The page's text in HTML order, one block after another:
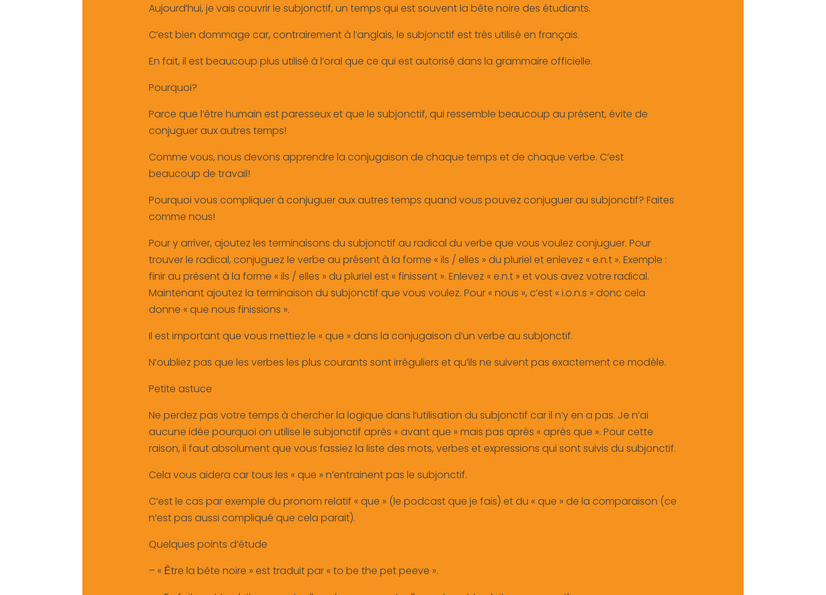
Aujourd’hui, je vais couvrir le subjonctif, un temps qui est souvent la bête noire des étudiants.
C’est bien dommage car, contrairement à l’anglais, le subjonctif est très utilisé en français.
En fait, il est beaucoup plus utilisé à l’oral que ce qui est autorisé dans la grammaire officielle.
Pourquoi?
Parce que l’être humain est paresseux et que le subjonctif, qui ressemble beaucoup au présent, évite de
conjuguer aux autres temps!
Comme vous, nous devons apprendre la conjugaison de chaque temps et de chaque verbe. C’est
beaucoup de travail!
Pourquoi vous compliquer à conjuguer aux autres temps quand vous pouvez conjuguer au subjonctif? Faites
comme nous!
Pour y arriver, ajoutez les terminaisons du subjonctif au radical du verbe que vous voulez conjuguer. Pour
trouver le radical, conjuguez le verbe au présent à la forme « ils / elles » du pluriel et enlevez « e.n.t ». Exemple :
finir au présent à la forme « ils / elles » du pluriel est « finissent ». Enlevez « e.n.t » et vous avez votre radical.
Maintenant ajoutez la terminaison du subjonctif que vous voulez. Pour « nous », c’est « i.o.n.s » donc cela
donne « que nous finissions ».
Il est important que vous mettiez le « que » dans la conjugaison d’un verbe au subjonctif.
N’oubliez pas que les verbes les plus courants sont irréguliers et qu’ils ne suivent pas exactement ce modèle.
Petite astuce
Ne perdez pas votre temps à chercher la logique dans l’utilisation du subjonctif car il n’y en a pas. Je n’ai
aucune idée pourquoi on utilise le subjonctif après « avant que » mais pas après « après que ». Pour cette
raison, il faut absolument que vous fassiez la liste des mots, verbes et expressions qui sont suivis du subjonctif.
Cela vous aidera car tous les « que » n’entrainent pas le subjonctif.
C’est le cas par exemple du pronom relatif « que » (le podcast que je fais) et du « que » de la comparaison (ce
n’est pas aussi compliqué que cela parait).
Quelques points d’étude
– « Ȇtre la bête noire » est traduit par « to be the pet peeve ».